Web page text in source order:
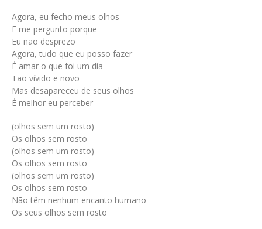
Agora, eu fecho meus olhos
E me pergunto porque
Eu não desprezo
Agora, tudo que eu posso fazer
É amar o que foi um dia
Tão vívido e novo
Mas desapareceu de seus olhos
É melhor eu perceber
(olhos sem um rosto)
Os olhos sem rosto
(olhos sem um rosto)
Os olhos sem rosto
(olhos sem um rosto)
Os olhos sem rosto
Não têm nenhum encanto humano
Os seus olhos sem rosto